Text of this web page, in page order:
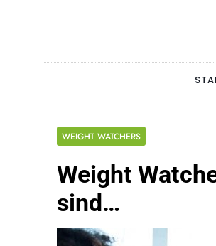
WEIGHT WATCHERS
Weight
sind…